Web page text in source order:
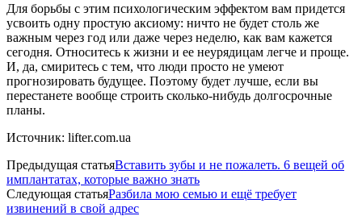
Для борьбы с этим психологическим эффектом вам придется
усвоить одну простую аксиому: ничто не будет столь же
важным через год или даже через неделю, как вам кажется
сегодня. Относитесь к жизни и ее неурядицам легче и проще.
И, да, смиритесь с тем, что люди просто не умеют
прогнозировать будущее. Поэтому будет лучше, если вы
перестанете вообще строить сколько-нибудь долгосрочные
планы.
Источник: lifter.com.ua
Предыдущая статьяВставить зубы и не пожалеть. 6 вещей об
имплантатах, которые важно знать
Следующая статьяРазбила мою семью и ещё требует
извинений в свой адрес